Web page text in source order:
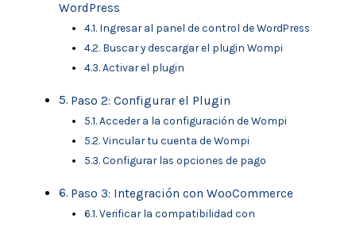
WordPress
Ingresar al panel de control de WordPress
Buscar y descargar el plugin Wompi
Activar el plugin
Paso 2: Configurar el Plugin
Acceder a la configuración de Wompi
Vincular tu cuenta de Wompi
Configurar las opciones de pago
Paso 3: Integración con WooCommerce
Verificar la compatibilidad con